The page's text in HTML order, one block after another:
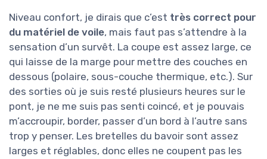
Niveau confort, je dirais que c’est très correct pour
du matériel de voile, mais faut pas s’attendre à la
sensation d’un survêt. La coupe est assez large, ce
qui laisse de la marge pour mettre des couches en
dessous (polaire, sous-couche thermique, etc.). Sur
des sorties où je suis resté plusieurs heures sur le
pont, je ne me suis pas senti coincé, et je pouvais
m’accroupir, border, passer d’un bord à l’autre sans
trop y penser. Les bretelles du bavoir sont assez
larges et réglables, donc elles ne coupent pas les